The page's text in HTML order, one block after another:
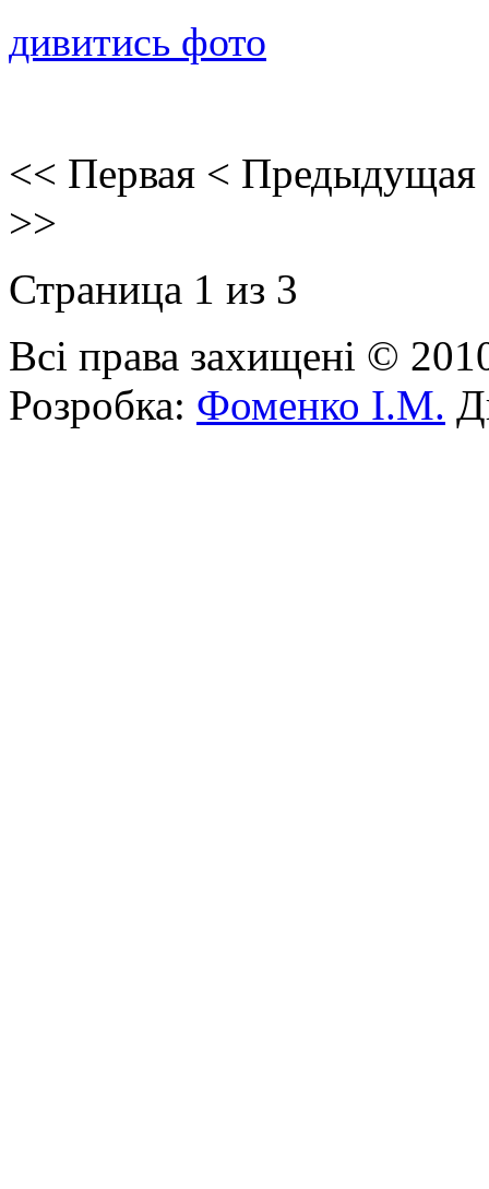
дивитись фото
<< Первая < Предыдущая
>>
Страница 1 из 3
Всі права захищені ©
Розробка: Фоменко І.М.